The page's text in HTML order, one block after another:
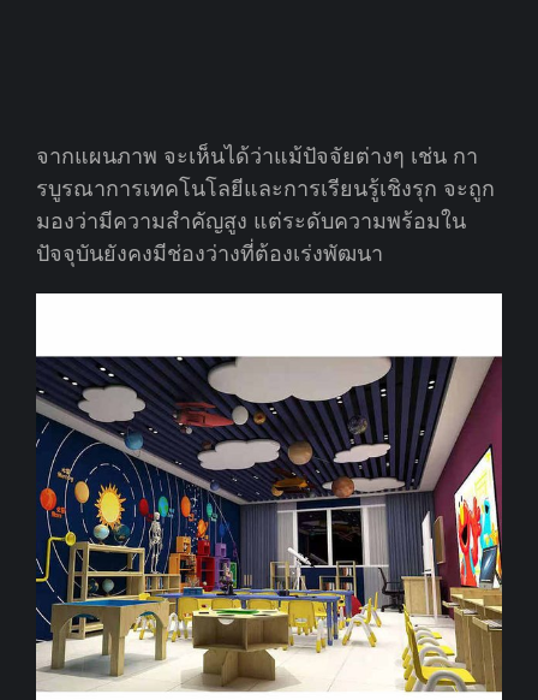
จากแผนภาพ จะเห็นได้ว่าแม้ปัจจัยต่างๆ เช่น กา
รบูรณาการเทคโนโลยีและการเรียนรู้เชิงรุก จะถูก
มองว่ามีความสำคัญสูง แต่ระดับความพร้อมใน
ปัจจุบันยังคงมีช่องว่างที่ต้องเร่งพัฒนา